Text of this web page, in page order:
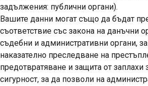
задължения: публични органи).
Вашите данни могат също да бъдат
съответствие със закона на данъчни
съдебни и административни органи,
наказателно преследване на
предотвратяване и защита от заплахи
сигурност, за да позволи на